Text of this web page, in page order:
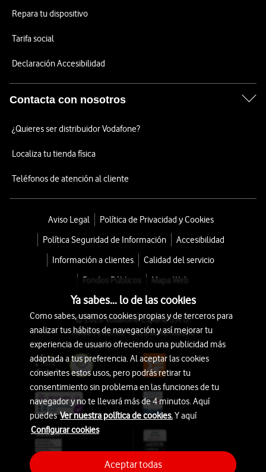
Repara tu dispositivo
Tarifa social
Declaración Accesibilidad
Contacta con nosotros
¿Quieres ser distribuidor Vodafone?
Localiza tu tienda física
Teléfonos de atención al cliente
Aviso Legal
Política de Privacidad y Cookies
Política Seguridad de Información
Accesibilidad
Información a clientes
Calidad del servicio
Fondos Públicos
Mapa Web
© 2026 Vodafone España S.A.U.
Avda. América 115, 28042 Madrid
Ya sabes... lo de las cookies
Como sabes, usamos cookies propias y de terceros para
analizar tus hábitos de navegación y así mejorar tu
experiencia de usuario ofreciendo una publicidad más
adaptada a tus preferencia. Al aceptar las cookies
consientes estos usos, pero podrás retirar tu
consentimiento sin problema en las funciones de tu
navegador y no te llevará más de 4 minutos. Aquí
puedesVer nuestra política de cookies.Y aquí
Configurar cookies
Aceptar todas